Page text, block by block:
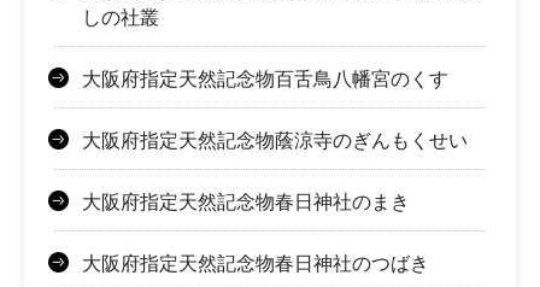
しの社叢
大阪府指定天然記念物百舌鳥八幡宮のくす
大阪府指定天然記念物蔭涼寺のぎんもくせい
大阪府指定天然記念物春日神社のまき
大阪府指定天然記念物春日神社のつばき